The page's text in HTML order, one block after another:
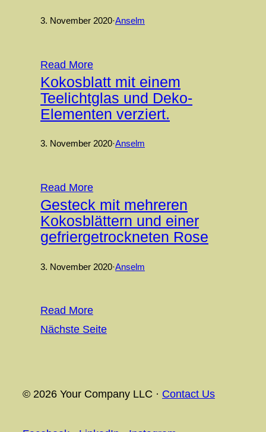
3. November 2020·Anselm
Read More
Kokosblatt mit einem
Teelichtglas und Deko-
Elementen verziert.
3. November 2020·Anselm
Read More
Gesteck mit mehreren
Kokosblättern und einer
gefriergetrockneten Rose
3. November 2020·Anselm
Read More
Nächste Seite
© 2026 Your Company LLC · Contact Us